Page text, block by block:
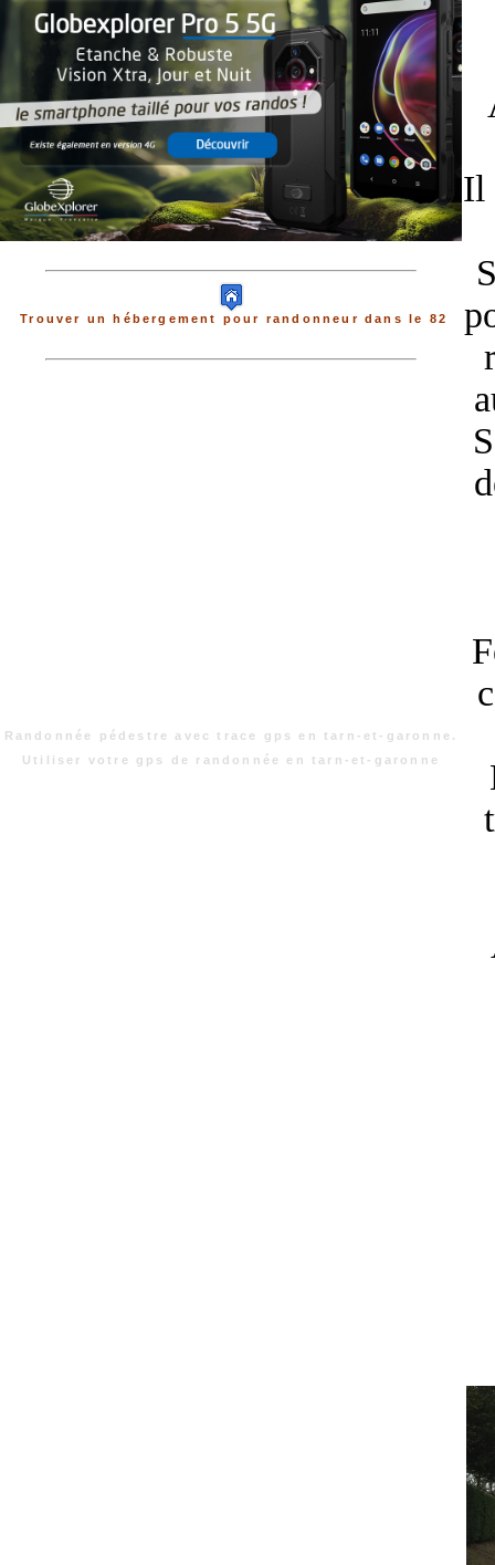
Trouver un hébergement pour randonneur dans le 82
Randonnée pédestre avec trace gps en tarn-et-garonne.
Utiliser votre gps de randonnée en tarn-et-garonne
Il